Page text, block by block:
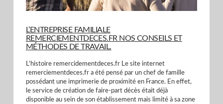
L’ENTREPRISE FAMILIALE
REMERCIEMENTDECES.FR NOS CONSEILS ET
MÉTHODES DE TRAVAIL.
L’histoire remercidementdeces.fr Le site internet
remerciementdeces.fr a été pensé par un chef de famille
possédant une imprimerie de proximité en France. En effet,
le service de création de faire-part décès était déjà
disponible au sein de son établissement mais limité à sa zone